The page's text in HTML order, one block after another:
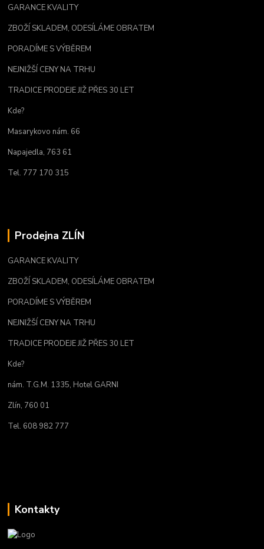
GARANCE KVALITY
ZBOŽÍ SKLADEM, ODESÍLÁME OBRATEM
PORADÍME S VÝBĚREM
NEJNIŽŠÍ CENY NA TRHU
TRADICE PRODEJE JIŽ PŘES 30 LET
Kde?
Masarykovo nám. 66
Napajedla, 763 61
Tel. 777 170 315
Prodejna ZLÍN
GARANCE KVALITY
ZBOŽÍ SKLADEM, ODESÍLÁME OBRATEM
PORADÍME S VÝBĚREM
NEJNIŽŠÍ CENY NA TRHU
TRADICE PRODEJE JIŽ PŘES 30 LET
Kde?
nám. T.G.M. 1335, Hotel GARNI
Zlín, 760 01
Tel. 608 982 777
Kontakty